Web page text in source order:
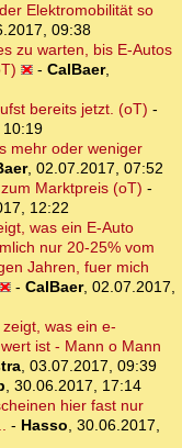
Elektromobilität so
09:38
zu warten, bis E-Autos
- CalBaer,
bereits jetzt. (oT) -
mehr oder weniger
, 02.07.2017, 07:52
Marktpreis (oT) -
12:22
was ein E-Auto
nur 20-25% vom
Jahren, fuer mich
- CalBaer, 02.07.2017,
was ein e-
ist - Mann o Mann
, 03.07.2017, 09:39
, 30.06.2017, 17:14
hier fast nur
- Hasso, 30.06.2017,